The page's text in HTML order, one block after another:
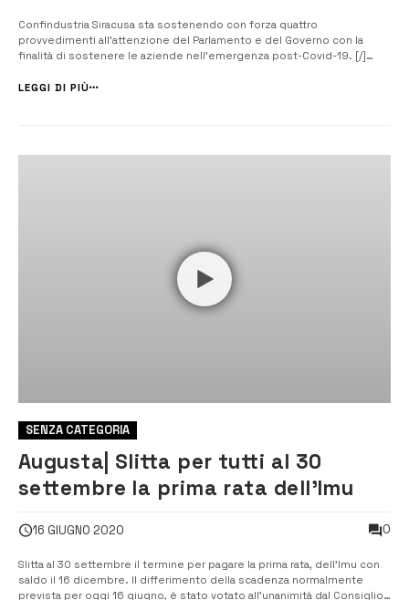
Confindustria Siracusa sta sostenendo con forza quattro
provvedimenti all’attenzione del Parlamento e del Governo con la
finalità di sostenere le aziende nell’emergenza post-Covid-19. [/]
sull’IVA dei prodotti petroliferi destinandolo agli investimenti nei poli
LEGGI DI PIÙ
SENZA CATEGORIA
Augusta| Slitta per tutti al 30
settembre la prima rata dell’Imu
16 GIUGNO 2020 0
Slitta al 30 settembre il termine per pagare la prima rata, dell’Imu con
saldo il 16 dicembre. Il differimento della scadenza normalmente
prevista per oggi 16 giugno, è stato votato all’unanimità dal Consiglio